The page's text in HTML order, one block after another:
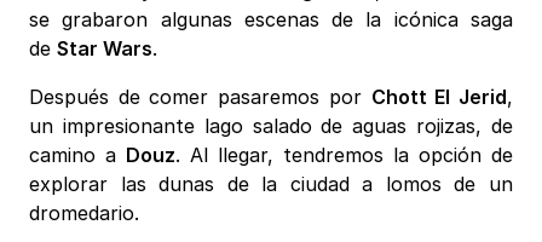
se grabaron algunas escenas de la icónica saga
de Star Wars.
Después de comer pasaremos por Chott El Jerid,
un impresionante lago salado de aguas rojizas, de
camino a Douz. Al llegar, tendremos la opción de
explorar las dunas de la ciudad a lomos de un
dromedario.